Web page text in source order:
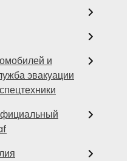
и
эвакуации